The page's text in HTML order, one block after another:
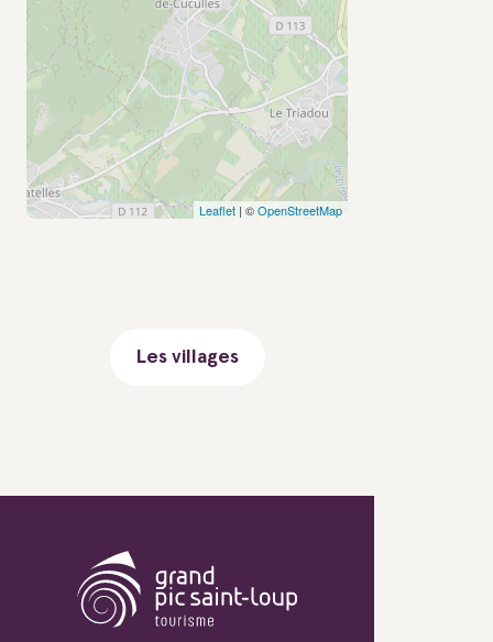
Leaflet | ©OpenStreetMap
Les villages